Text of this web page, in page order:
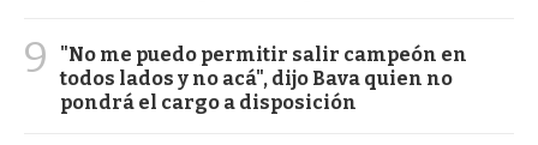
9
"No me puedo permitir salir campeón en
todos lados y no acá", dijo Bava quien no
pondrá el cargo a disposición